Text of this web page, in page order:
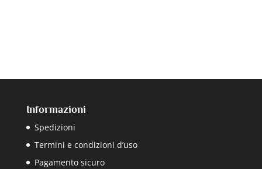
Informazioni
Spedizioni
Termini e condizioni d’uso
Pagamento sicuro